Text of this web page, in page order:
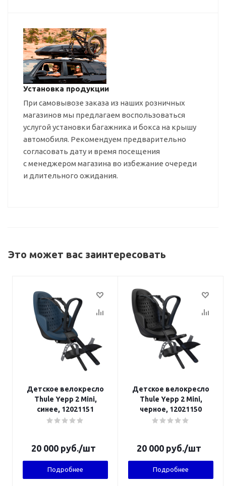
Установка продукции
При самовывозе заказа из наших розничных
магазинов мы предлагаем воспользоваться
услугой установки багажника и бокса на крышу
автомобиля. Рекомендуем предварительно
согласовать дату и время посещения
с менеджером магазина во избежание очереди
и длительного ожидания.
Это может вас заинтересовать
Детское велокресло
Thule Yepp 2 Mini,
синее, 12021151
20 000 руб./шт
Подробнее
Детское велокресло
Thule Yepp 2 Mini,
черное, 12021150
20 000 руб./шт
Подробнее